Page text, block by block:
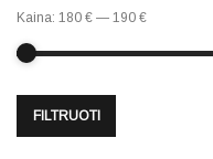
FILTRUOTI
Kaina: 180 € — 190 €